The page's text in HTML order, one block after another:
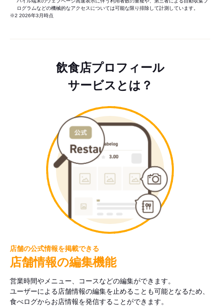
ログラムなどの機械的なアクセスについては可能な限り排除して計測しています。
※2 2026年3月時点
飲食店プロフィール
サービスとは？
店舗の公式情報を掲載できる
店舗情報の編集機能
営業時間やメニュー、コースなどの編集ができます。
ユーザーによる店舗情報の編集を止めることも可能となるため、
食べログからお店情報を発信することができます。